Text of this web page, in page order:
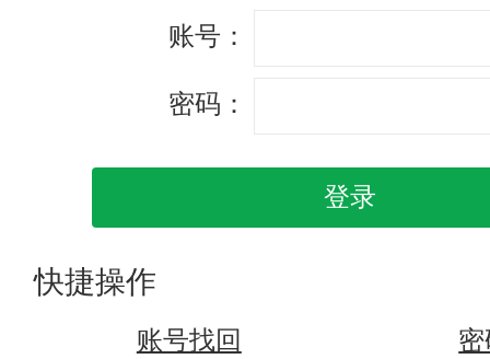
账号：
密码：
快捷操作
账号找回